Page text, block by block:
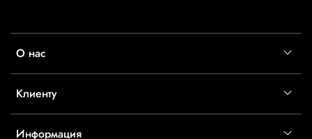
О нас
Клиенту
Информация